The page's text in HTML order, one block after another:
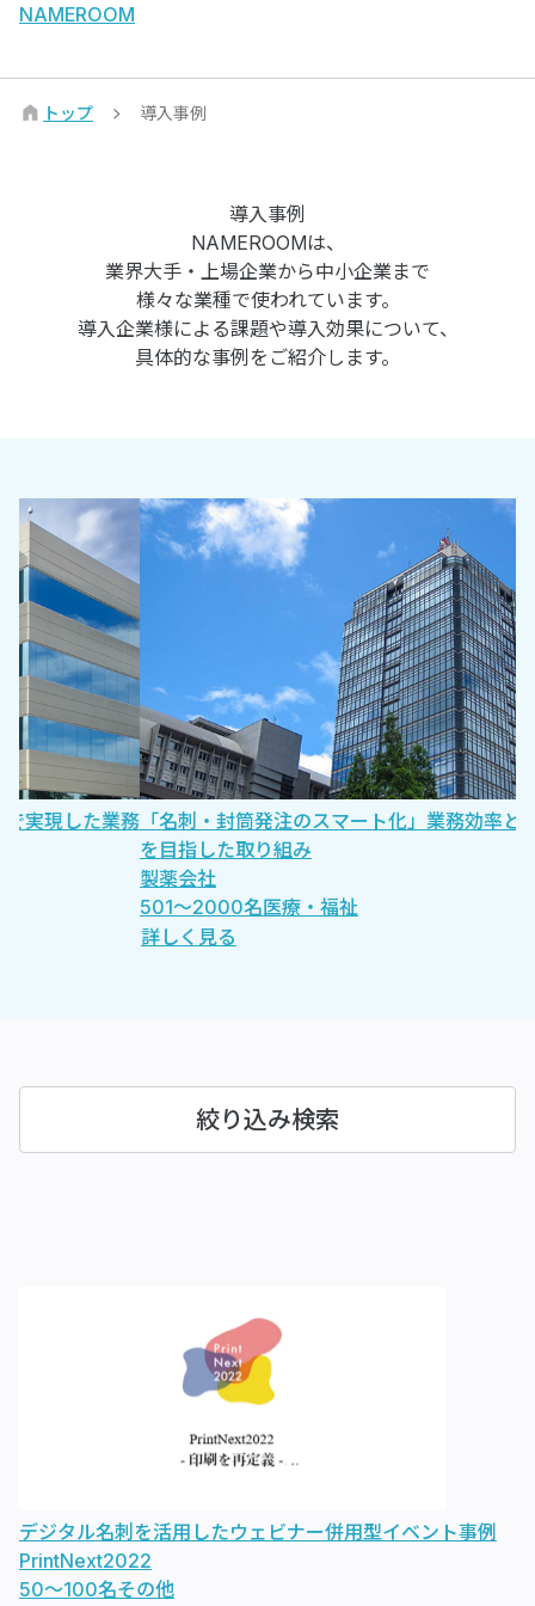
NAMEROOM
トップ 導入事例
導入事例
NAMEROOMは、
業界大手・上場企業から中小企業まで
様々な業種で使われています。
導入企業様による課題や導入効果について、
具体的な事例をご紹介します。
「名刺・封筒発注のスマート化」業務効率とコストの両立
を目指した取り組み
501〜2000名医療・福祉
絞り込み検索
デジタル名刺を活用したウェビナー併用型イベント事例
PrintNext2022
50〜100名その他